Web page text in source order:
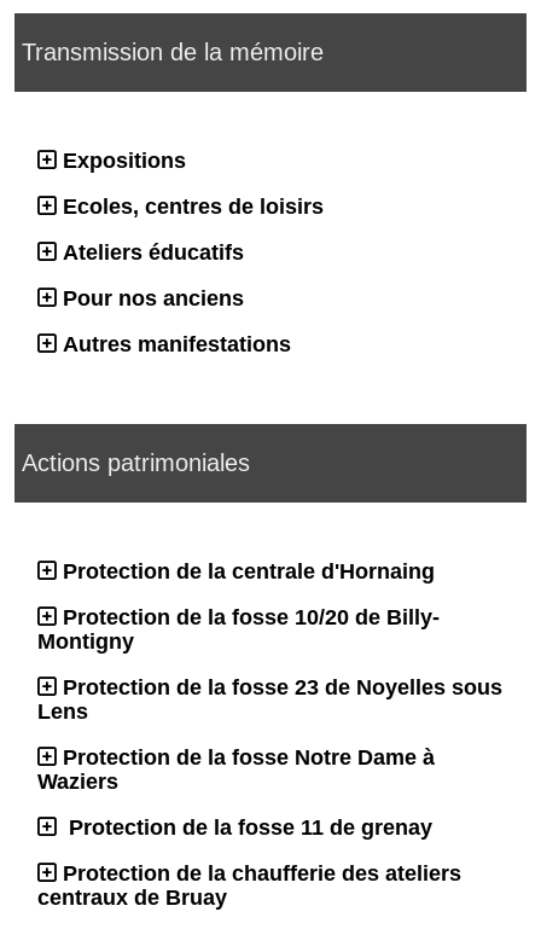
Transmission de la mémoire
Expositions
Ecoles, centres de loisirs
Ateliers éducatifs
Pour nos anciens
Autres manifestations
Actions patrimoniales
Protection de la centrale d'Hornaing
Protection de la fosse 10/20 de Billy-
Montigny
Protection de la fosse 23 de Noyelles sous
Lens
Protection de la fosse Notre Dame à
Waziers
Protection de la fosse 11 de grenay
Protection de la chaufferie des ateliers
centraux de Bruay